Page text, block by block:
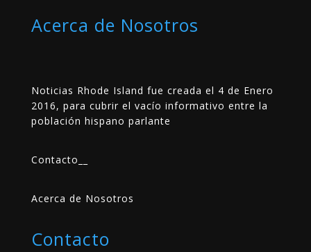
Acerca de Nosotros
Noticias Rhode Island fue creada el 4 de Enero
2016, para cubrir el vacío informativo entre la
población hispano parlante
Contacto
Acerca de Nosotros
Contacto